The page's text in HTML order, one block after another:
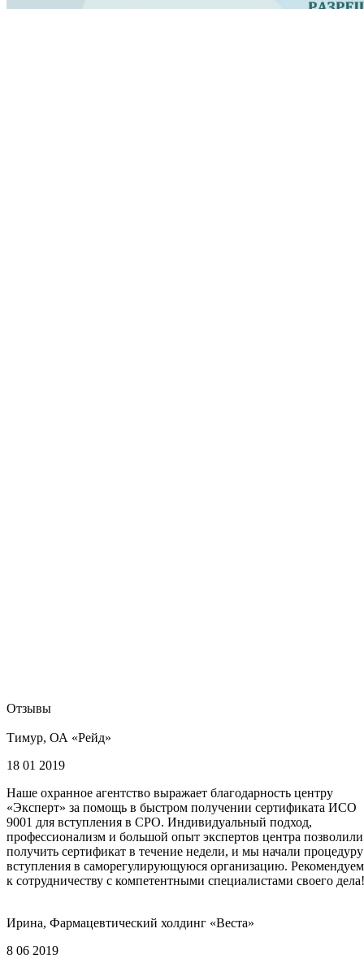
Отзывы
Тимур, ОА «Рейд»
18 01 2019
Наше охранное агентство выражает благодарность центру
«Эксперт» за помощь в быстром получении сертификата ИСО
9001 для вступления в СРО. Индивидуальный подход,
профессионализм и большой опыт экспертов центра позволили
получить сертификат в течение недели, и мы начали процедуру
вступления в саморегулирующуюся организацию. Рекомендуем
к сотрудничеству с компетентными специалистами своего дела!
Ирина, Фармацевтический холдинг «Веста»
8 06 2019